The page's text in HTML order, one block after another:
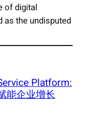
of digital
as the undisputed
Platform:
能企业增长